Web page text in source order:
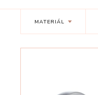
MATERIÁL